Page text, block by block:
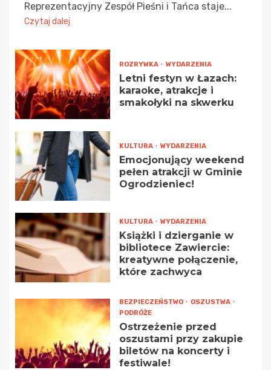
Reprezentacyjny Zespół Pieśni i Tańca staje...
Czytaj dalej
ROZRYWKA WYDARZENIA
Letni festyn w Łazach:
karaoke, atrakcje i
smakołyki na skwerku
KULTURA WYDARZENIA
Emocjonujący weekend
pełen atrakcji w Gminie
Ogrodzieniec!
KULTURA WYDARZENIA
Książki i dzierganie w
bibliotece Zawiercie:
kreatywne połączenie,
które zachwyca
BEZPIECZEŃSTWO
OSZUSTWA
PODRÓŻE
Ostrzeżenie przed
oszustami przy zakupie
biletów na koncerty i
festiwale!